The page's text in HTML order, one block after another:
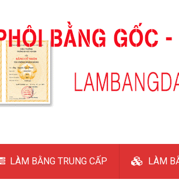
LÀM BẰNG TRUNG CẤP LÀM